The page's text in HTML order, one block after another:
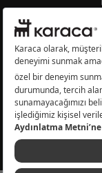
Karaca.com ©